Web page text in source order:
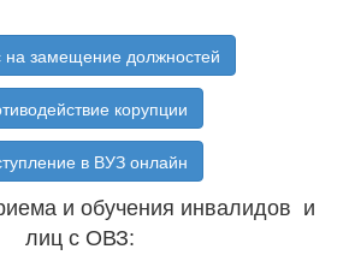
на замещение должностей
корупции
в ВУЗ онлайн
и обучения инвалидов и
лиц с ОВЗ: